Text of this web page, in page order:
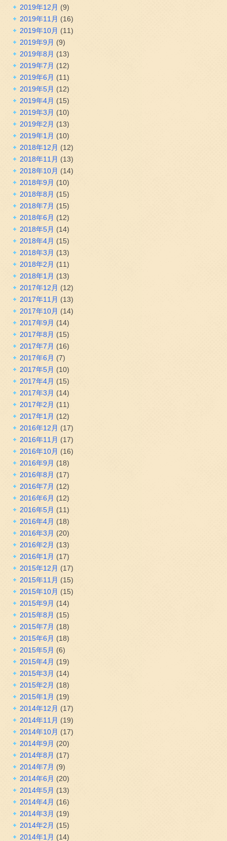
2019年12月 (9)
2019年11月 (16)
2019年10月 (11)
2019年9月 (9)
2019年8月 (13)
2019年7月 (12)
2019年6月 (11)
2019年5月 (12)
2019年4月 (15)
2019年3月 (10)
2019年2月 (13)
2019年1月 (10)
2018年12月 (12)
2018年11月 (13)
2018年10月 (14)
2018年9月 (10)
2018年8月 (15)
2018年7月 (15)
2018年6月 (12)
2018年5月 (14)
2018年4月 (15)
2018年3月 (13)
2018年2月 (11)
2018年1月 (13)
2017年12月 (12)
2017年11月 (13)
2017年10月 (14)
2017年9月 (14)
2017年8月 (15)
2017年7月 (16)
2017年6月 (7)
2017年5月 (10)
2017年4月 (15)
2017年3月 (14)
2017年2月 (11)
2017年1月 (12)
2016年12月 (17)
2016年11月 (17)
2016年10月 (16)
2016年9月 (18)
2016年8月 (17)
2016年7月 (12)
2016年6月 (12)
2016年5月 (11)
2016年4月 (18)
2016年3月 (20)
2016年2月 (13)
2016年1月 (17)
2015年12月 (17)
2015年11月 (15)
2015年10月 (15)
2015年9月 (14)
2015年8月 (15)
2015年7月 (18)
2015年6月 (18)
2015年5月 (6)
2015年4月 (19)
2015年3月 (14)
2015年2月 (18)
2015年1月 (19)
2014年12月 (17)
2014年11月 (19)
2014年10月 (17)
2014年9月 (20)
2014年8月 (17)
2014年7月 (9)
2014年6月 (20)
2014年5月 (13)
2014年4月 (16)
2014年3月 (19)
2014年2月 (15)
2014年1月 (14)